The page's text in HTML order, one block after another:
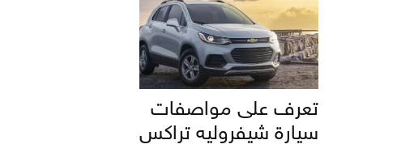
تعرف على مواصفات
سيارة شيفروليه تراكس